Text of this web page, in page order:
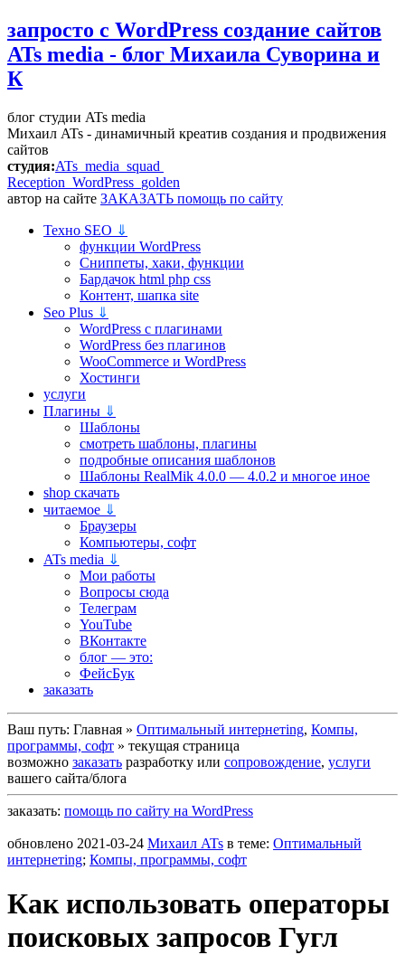
запросто с WordPress создание сайтов
ATs media - блог Михаила Суворина и
К
блог студии ATs media
Михаил ATs - динамичный креатив создания и продвижения
сайтов
студия:ATs media squad
Reception WordPress golden
автор на сайте ЗАКАЗАТЬ помощь по сайту
Техно SEO ⇓
функции WordPress
Сниппеты, хаки, функции
Бардачок html php css
Контент, шапка site
Seo Plus ⇓
WordPress c плагинами
WordPress без плагинов
WooCommerce и WordPress
Хостинги
услуги
Плагины ⇓
Шаблоны
смотреть шаблоны, плагины
подробные описания шаблонов
Шаблоны RealMik 4.0.0 — 4.0.2 и многое иное
shop скачать
читаемое ⇓
Браузеры
Компьютеры, софт
ATs media ⇓
Мои работы
Вопросы сюда
Телеграм
YouTube
ВКонтакте
блог — это:
ФейсБук
заказать
Ваш путь: Главная » Оптимальный интернетing, Компы,
программы, софт » текущая страница
возможно заказать разработку или сопровождение, услуги
вашего сайта/блога
заказать: помощь по сайту на WordPress
обновлено 2021-03-24 Михаил ATs в теме: Оптимальный
интернетing; Компы, программы, софт
Как использовать операторы
поисковых запросов Гугл